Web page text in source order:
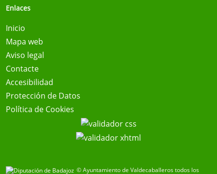
Enlaces
Inicio
Mapa web
Aviso legal
Contacte
Accesibilidad
Protección de Datos
Política de Cookies
© Ayuntamiento de Valdecaballeros todos los